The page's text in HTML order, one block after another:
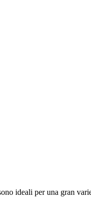
ideali per una gran